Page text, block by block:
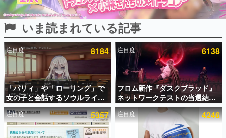
ピックアップ
電ファミのいま読まれている記事ランキング
アプリセール情報
インタビュー
連載・特集一覧
いま読まれている記事
注目度 8184
「パリィ」や「ローリング」で
女の子と会話するソウルライク
恋愛ゲーム『小早川さんはソウ
ルライク』無料公開。返事に失
敗すると「YOU DIED」
注目度 6138
フロム新作『ダスクブラッド』
ネットワークテストの当選結果
が8月7日22時に発表。応募サイ
トのマイページから確認可能、
テスト実施は8月21日～24日
注目度 5357 注目度 4246